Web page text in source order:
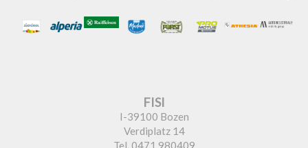
FISI
I-39100 Bozen
Verdiplatz 14
Tel. 0471 980409